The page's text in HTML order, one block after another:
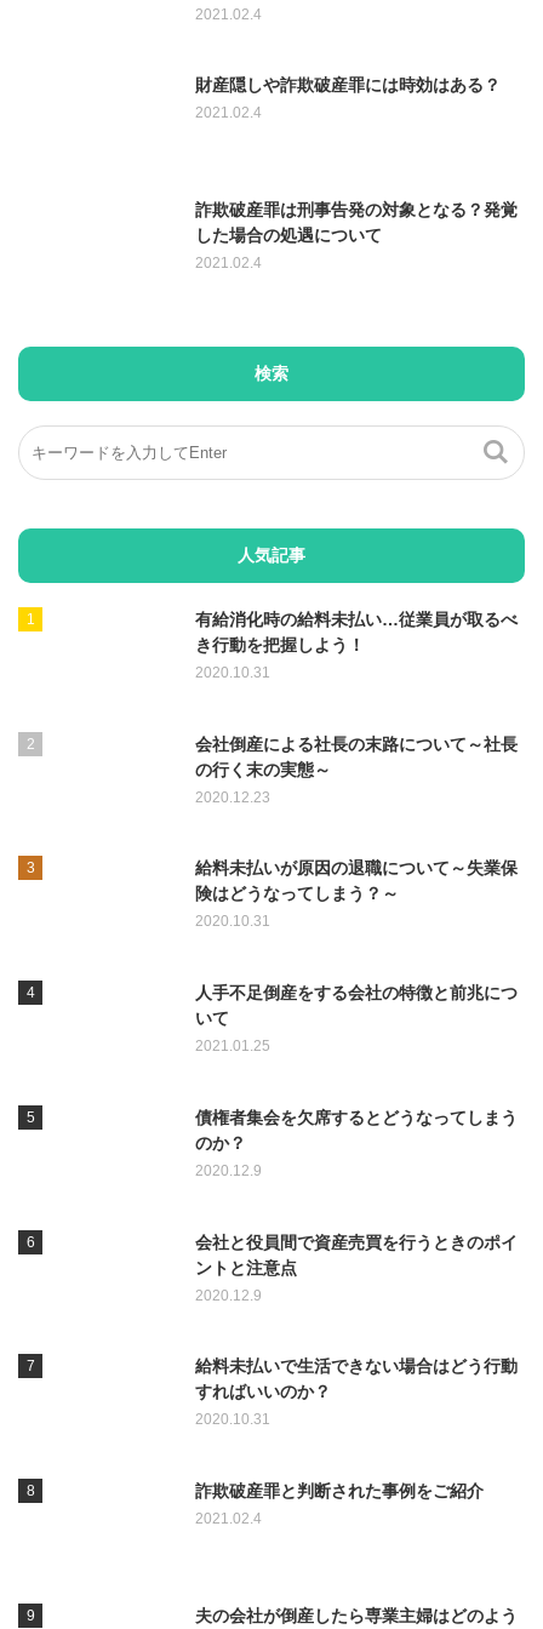
2021.02.4
財産隠しや詐欺破産罪には時効はある？
2021.02.4
詐欺破産罪は刑事告発の対象となる？発覚
した場合の処遇について
2021.02.4
検索
人気記事
有給消化時の給料未払い…従業員が取るべ
き行動を把握しよう！
2020.10.31
会社倒産による社長の末路について～社長
の行く末の実態～
2020.12.23
給料未払いが原因の退職について～失業保
険はどうなってしまう？～
2020.10.31
人手不足倒産をする会社の特徴と前兆につ
いて
2021.01.25
債権者集会を欠席するとどうなってしまう
のか？
2020.12.9
会社と役員間で資産売買を行うときのポイ
ントと注意点
2020.12.9
給料未払いで生活できない場合はどう行動
すればいいのか？
2020.10.31
詐欺破産罪と判断された事例をご紹介
2021.02.4
夫の会社が倒産したら専業主婦はどのよう